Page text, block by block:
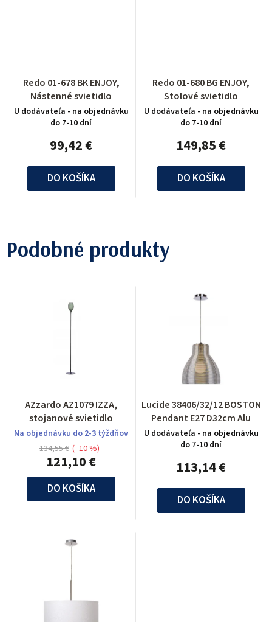
Redo 01-678 BK ENJOY,
Nástenné svietidlo
U dodávateľa - na objednávku
do 7-10 dní
99,42 €
DO KOŠÍKA
Redo 01-680 BG ENJOY,
Stolové svietidlo
U dodávateľa - na objednávku
do 7-10 dní
149,85 €
DO KOŠÍKA
Podobné produkty
AZzardo AZ1079 IZZA,
stojanové svietidlo
Na objednávku do 2-3 týždňov
121,10 €
134,55 € (–10 %)
DO KOŠÍKA
Lucide 38406/32/12 BOSTON
Pendant E27 D32cm Alu
U dodávateľa - na objednávku
do 7-10 dní
113,14 €
DO KOŠÍKA